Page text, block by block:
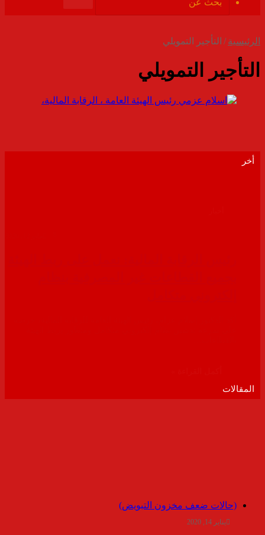
الموقع
الرئيسية / التأجير التمويلي
التأجير التمويلي
أخر
المقالات
(حالات ضعف مخزون التبويض)
يناير 14, 2020